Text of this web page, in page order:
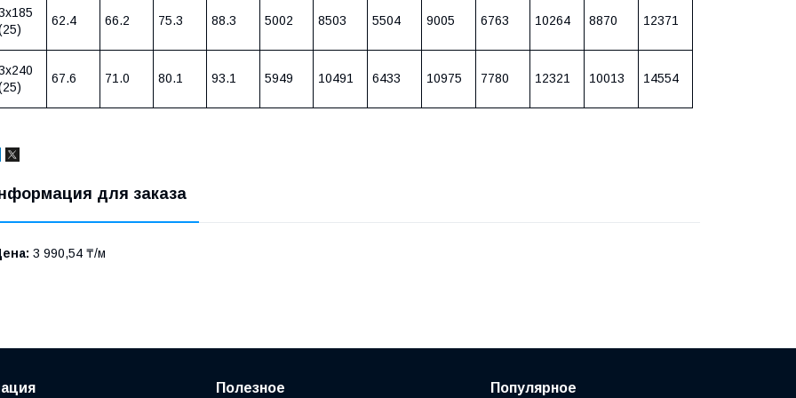
62.4 66.2 75.3 88.3 5002 8503 5504 9005 6763 10264 8870 12371
67.6 71.0 80.1 93.1 5949 10491 6433 10975 7780 12321 10013 14554
для заказа
3 990,54 ₸/м
Полезное Популярное